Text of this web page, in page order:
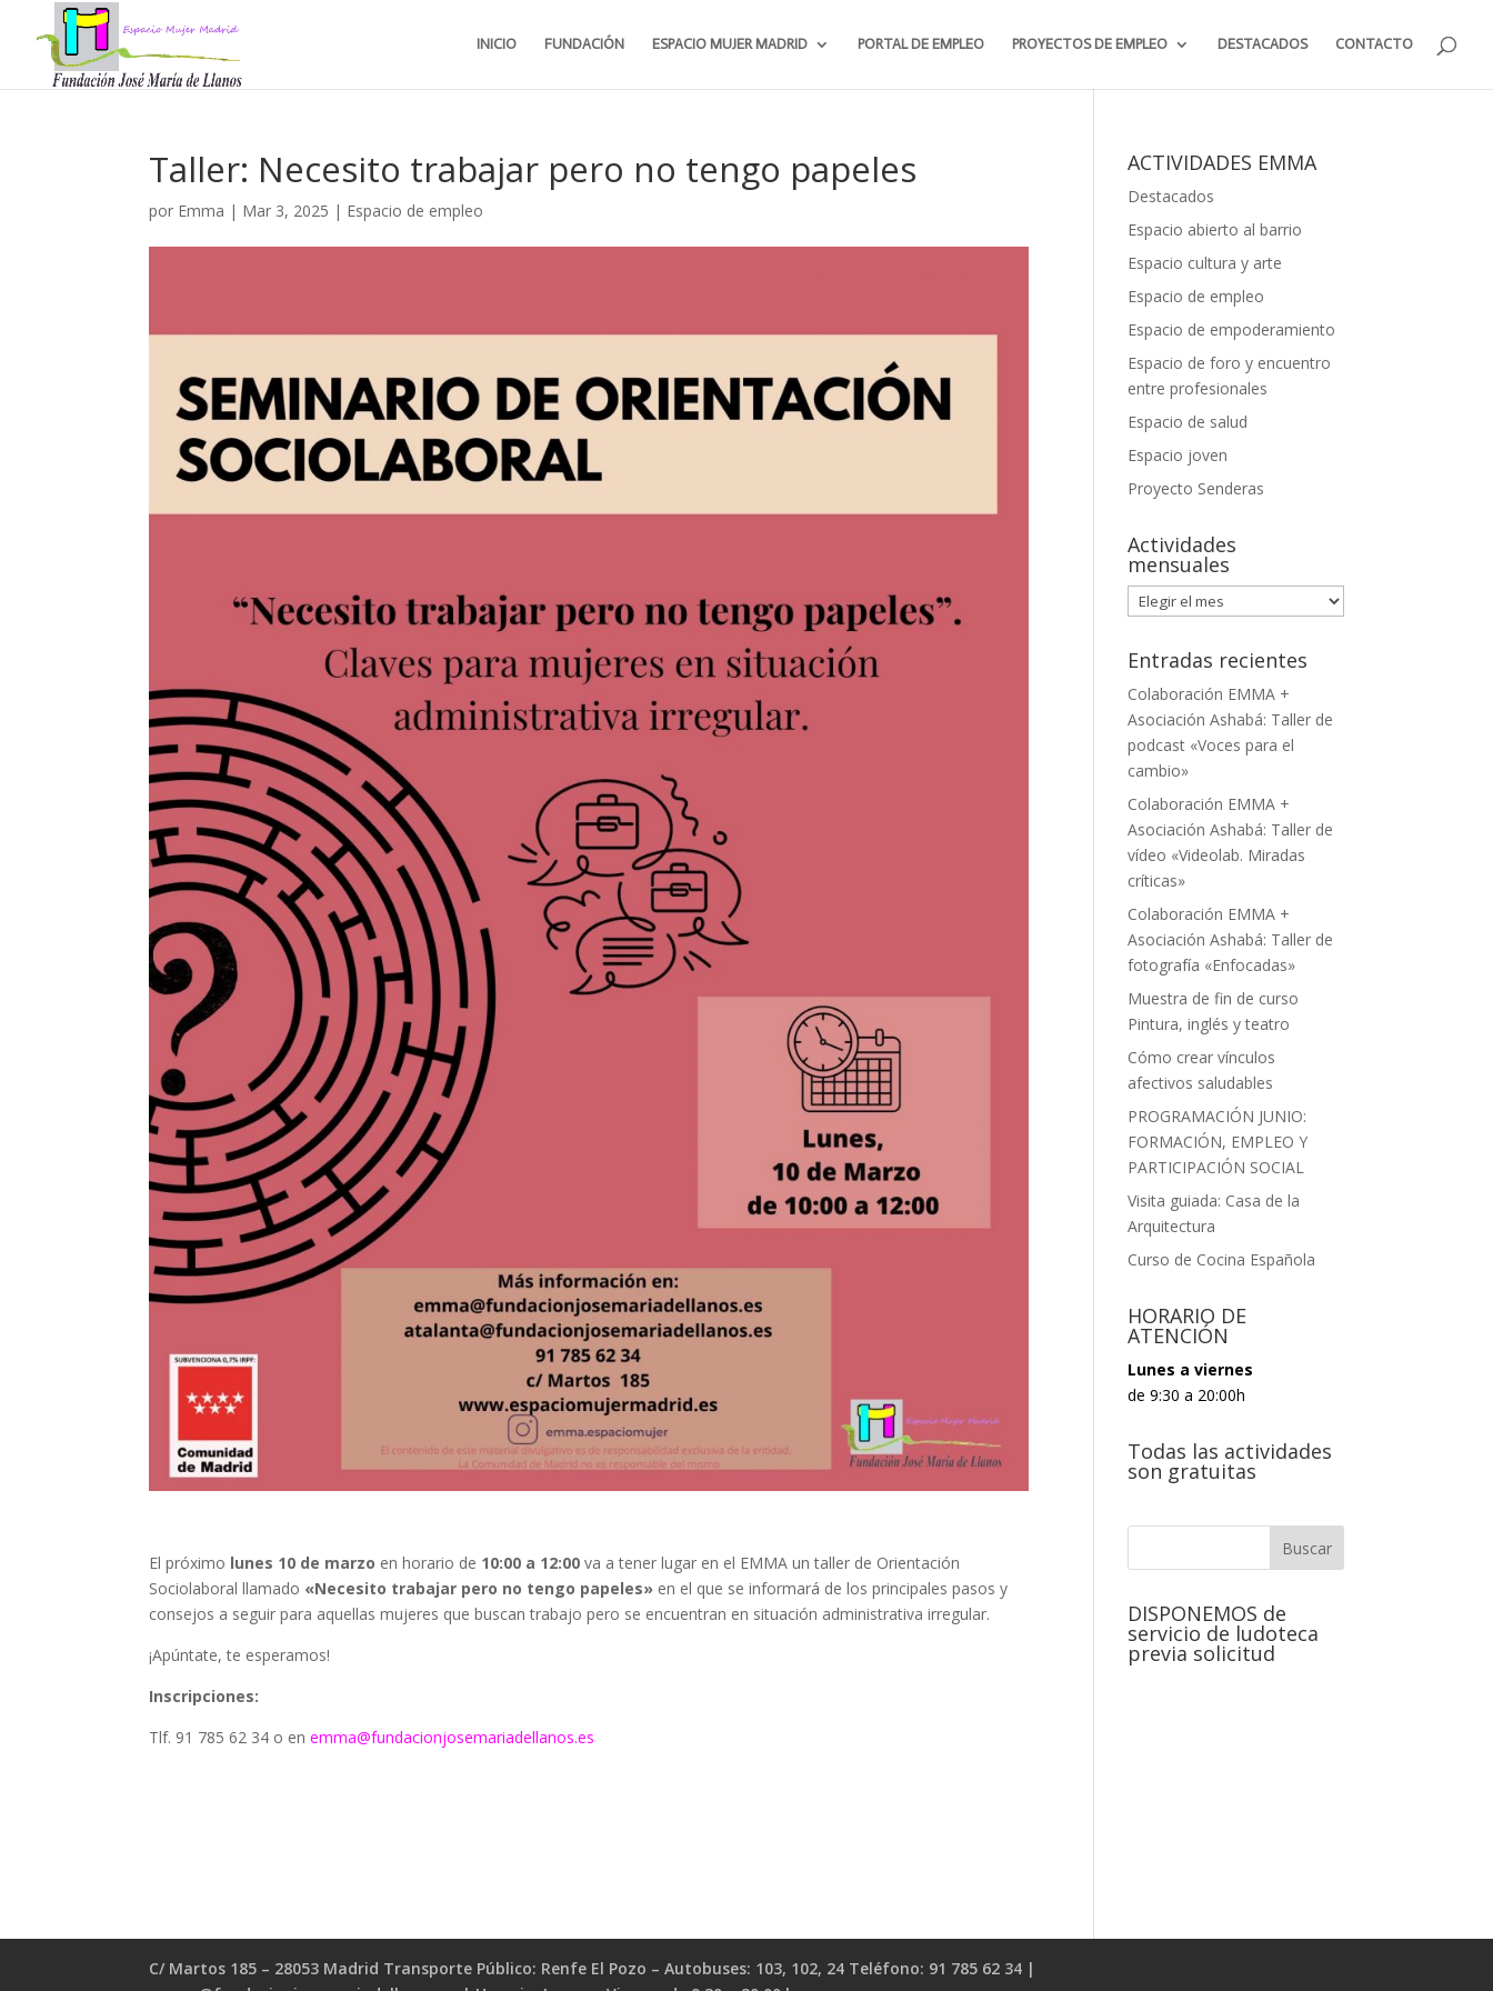
INICIO FUNDACIÓN ESPACIO MUJER MADRID PORTAL DE EMPLEO PROYECTOS DE EMPLEO DESTACADOS CONTACTO
Taller: Necesito trabajar pero no tengo papeles
por Emma | Mar 3, 2025 | Espacio de empleo
El próximo lunes 10 de marzo en horario de 10:00 a 12:00 va a tener lugar en el EMMA un taller de Orientación
Sociolaboral llamado «Necesito trabajar pero no tengo papeles» en el que se informará de los principales pasos y
consejos a seguir para aquellas mujeres que buscan trabajo pero se encuentran en situación administrativa irregular.
¡Apúntate, te esperamos!
Inscripciones:
Tlf. 91 785 62 34 o enemma@fundacionjosemariadellanos.es
ACTIVIDADES EMMA
Destacados
Espacio abierto al barrio
Espacio cultura y arte
Espacio de empleo
Espacio de empoderamiento
Espacio de foro y encuentro
entre profesionales
Espacio de salud
Espacio joven
Proyecto Senderas
Actividades
mensuales
Actividades
mensuales
Entradas recientes
Colaboración EMMA +
Asociación Ashabá: Taller de
podcast «Voces para el
cambio»
Colaboración EMMA +
Asociación Ashabá: Taller de
vídeo «Videolab. Miradas
críticas»
Colaboración EMMA +
Asociación Ashabá: Taller de
fotografía «Enfocadas»
Muestra de fin de curso
Pintura, inglés y teatro
Cómo crear vínculos
afectivos saludables
PROGRAMACIÓN JUNIO:
FORMACIÓN, EMPLEO Y
PARTICIPACIÓN SOCIAL
Visita guiada: Casa de la
Arquitectura
Curso de Cocina Española
HORARIO DE
ATENCIÓN
Lunes a viernes
de 9:30 a 20:00h
Todas las actividades
son gratuitas
DISPONEMOS de
servicio de ludoteca
previa solicitud
C/ Martos 185 – 28053 Madrid Transporte Público: Renfe El Pozo – Autobuses: 103, 102, 24 Teléfono: 91 785 62 34 |